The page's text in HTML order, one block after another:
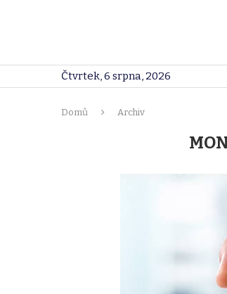
Čtvrtek, 6 srpna, 2026
Domů Archiv